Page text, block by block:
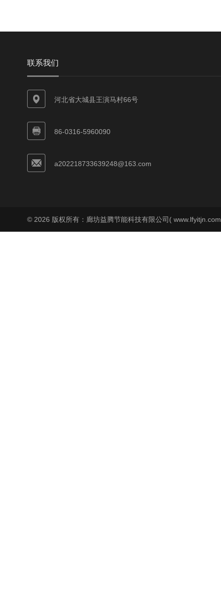
联系我们
河北省大城县王演马村66号
86-0316-5960090
a202218733639248@163.com
© 2026 版权所有：廊坊益腾节能科技有限公司(